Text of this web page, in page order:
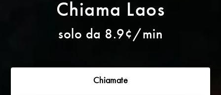
Chiama Laos
solo da 8.9¢/min
Chiamate